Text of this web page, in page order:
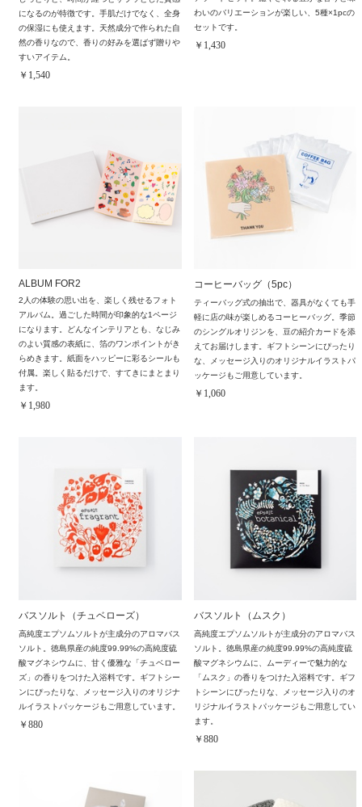
になるのが特徴です。手肌だけでなく、全身
の保湿にも使えます。天然成分で作られた自
然の香りなので、香りの好みを選ばず贈りや
すいアイテム。
￥1,540
わいのバリエーションが楽しい、5種×1pcの
セットです。
￥1,430
ALBUM FOR2
2人の体験の思い出を、楽しく残せるフォト
アルバム。過ごした時間が印象的な1ページ
になります。どんなインテリアとも、なじみ
のよい質感の表紙に、箔のワンポイントがき
らめきます。紙面をハッピーに彩るシールも
付属。楽しく貼るだけで、すてきにまとまり
ます。
￥1,980
コーヒーバッグ（5pc）
ティーバッグ式の抽出で、器具がなくても手
軽に店の味が楽しめるコーヒーバッグ。季節
のシングルオリジンを、豆の紹介カードを添
えてお届けします。ギフトシーンにぴったり
な、メッセージ入りのオリジナルイラストパ
ッケージもご用意しています。
￥1,060
バスソルト（チュベローズ）
高純度エプソムソルトが主成分のアロマバス
ソルト。徳島県産の純度99.99%の高純度硫
酸マグネシウムに、甘く優雅な「チュベロー
ズ」の香りをつけた入浴料です。ギフトシー
ンにぴったりな、メッセージ入りのオリジナ
ルイラストパッケージもご用意しています。
￥880
バスソルト（ムスク）
高純度エプソムソルトが主成分のアロマバス
ソルト。徳島県産の純度99.99%の高純度硫
酸マグネシウムに、ムーディーで魅力的な
「ムスク」の香りをつけた入浴料です。ギフ
トシーンにぴったりな、メッセージ入りのオ
リジナルイラストパッケージもご用意してい
ます。
￥880